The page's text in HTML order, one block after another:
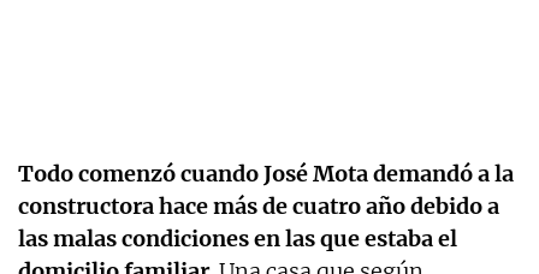
Todo comenzó cuando José Mota demandó a la
constructora hace más de cuatro año debido a
las malas condiciones en las que estaba el